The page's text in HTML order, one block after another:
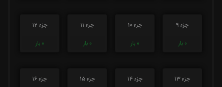
جزء 9
0 بار
جزء 10
0 بار
جزء 11
0 بار
جزء 12
0 بار
جزء 13
جزء 14
جزء 15
جزء 16